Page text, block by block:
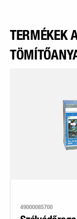
TERMÉKEK
49000085700